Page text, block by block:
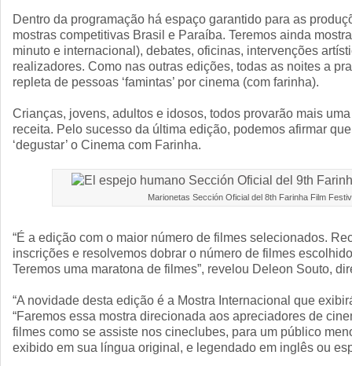
Dentro da programação há espaço garantido para as
mostras competitivas Brasil e Paraíba. Teremos ainda
minuto e internacional), debates, oficinas, intervenções
realizadores. Como nas outras edições, todas as noites a
repleta de pessoas ‘famintas’ por cinema (com farinha).
Crianças, jovens, adultos e idosos, todos provarão mais
receita. Pelo sucesso da última edição, podemos afirmar
‘degustar’ o Cinema com Farinha.
Marionetas Sección Oficial del 8th Farinha Film
“É a edição com o maior número de filmes selecionados.
inscrições e resolvemos dobrar o número de filmes
Teremos uma maratona de filmes”, revelou Deleon Souto,
“A novidade desta edição é a Mostra Internacional que
“Faremos essa mostra direcionada aos apreciadores de
filmes como se assiste nos cineclubes, para um público
exibido em sua língua original, e legendado em inglês ou